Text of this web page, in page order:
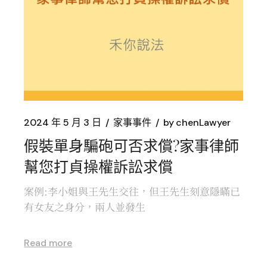
2024 年 5 月 3 日 家事事件 bychenLawyer
假裝單身騙砲可否求償?家事律師
幫您打貞操權訴訟求償
案例:李小姐與王先生交往，但王先生刻意隱瞞已
有女友之身分，兩人並發生
Read more